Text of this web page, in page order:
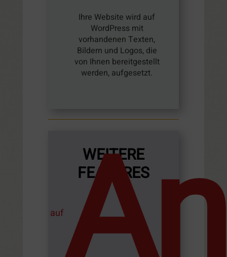
Ihre Website wird auf
WordPress mit
vorhandenen Texten,
Bildern und Logos, die
von Ihnen bereitgestellt
werden, aufgesetzt.
WEITERE
FEATURES
auf